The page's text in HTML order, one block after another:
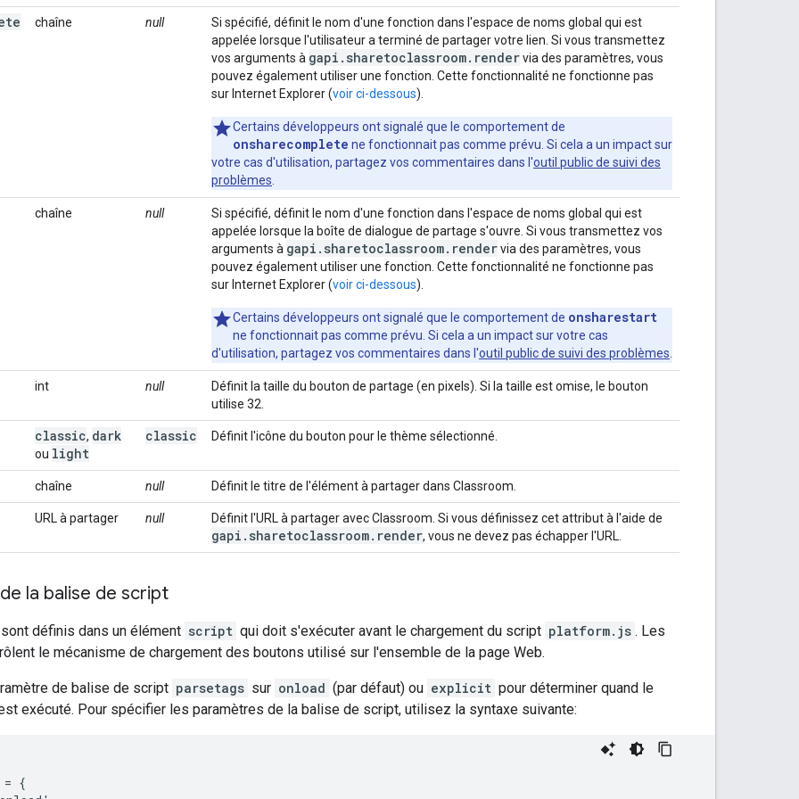
chaîne null
Si spécifié, définit le nom d'une fonction dans l'espace de noms global qui est
appelée lorsque l'utilisateur a terminé de partager votre lien. Si vous transmettez
vos arguments à gapi . sharetoclassroom. rendervia des paramètres, vous
pouvez également utiliser une fonction. Cette fonctionnalité ne fonctionne pas
sur Internet Explorer (voir ci-dessous).
Certains développeurs ont signalé que le comportement de
onsharecomplete ne fonctionnait pas comme prévu. Si cela a un impact sur
votre cas d'utilisation, partagez vos commentaires dans l'outil public de suivi des
problèmes
chaîne null
Si spécifié, définit le nom d'une fonction dans l'espace de noms global qui est
appelée lorsque la boîte de dialogue de partage s'ouvre. Si vous transmettez vos
arguments à gapi . sharetoclassroom. rendervia des paramètres, vous
pouvez également utiliser une fonction. Cette fonctionnalité ne fonctionne pas
sur Internet Explorer (voir ci-dessous).
Certains développeurs ont signalé que le comportement de onsharestart
ne fonctionnait pas comme prévu. Si cela a un impact sur votre cas
d'utilisation, partagez vos commentaires dans l'outil public de suivi des problèmes
int null
Définit la taille du bouton de partage (en pixels). Si la taille est omise, le bouton
utilise 32.
classic, dark
ou light
classic Définit l'icône du bouton pour le thème sélectionné.
chaîne null Définit le titre de l'élément à partager dans Classroom.
URL à partager null Définit l'URL à partager avec Classroom. Si vous définissez cet attribut à l'aide de
gapi . sharetoclassroom. render, vous ne devez pas échapper l'URL.
la balise de script
sont définis dans un élément script qui doit s'exécuter avant le chargement du script platform.js . Les
le mécanisme de chargement des boutons utilisé sur l'ensemble de la page Web.
de balise de script parsetags sur onload (par défaut) ou explicit pour déterminer quand le
est exécuté. Pour spécifier les paramètres de la balise de script, utilisez la syntaxe suivante:
= {